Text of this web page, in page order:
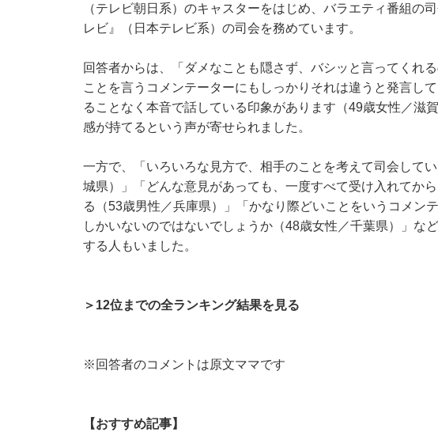
（テレビ朝日系）のキャスターをはじめ、バラエティ番組の
レビ』（日本テレビ系）の司会を務めています。
回答者からは、「ダメなことも隠さず、バシッと言ってくれ
ことを言うコメンテーターにもしっかりそれは違うと発言し
ることなく本音で話している印象があります（49歳女性／滋
感が持てるという声が寄せられました。
一方で、「いろいろな見方で、相手のことを考えて司会して
城県）」「どんな意見があっても、一度すべて受け入れてか
る（53歳男性／兵庫県）」「かなり際どいことをいうコメン
しかいないのではないでしょうか（48歳女性／千葉県）」な
する人もいました。
＞12位までの全ランキング結果を見る
※回答者のコメントは原文ママです
【おすすめ記事】